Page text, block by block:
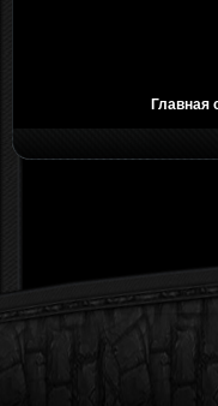
Главная